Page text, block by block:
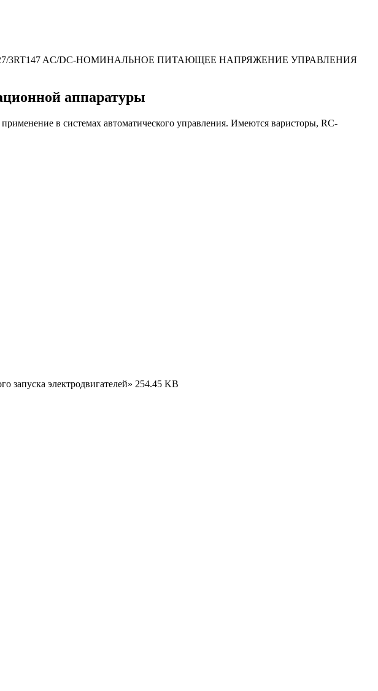
3RT147 AC/DC-НОМИНАЛЬНОЕ ПИТАЮЩЕЕ НАПРЯЖЕНИЕ УПРАВЛЕНИЯ
аппаратуры
в системах автоматического управления. Имеются варисторы, RC-
запуска электродвигателей» 254.45 KB